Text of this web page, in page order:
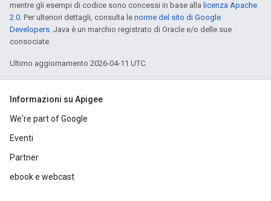
mentre gli esempi di codice sono concessi in base alla licenza Apache
2.0. Per ulteriori dettagli, consulta le norme del sito di Google
Developers. Java è un marchio registrato di Oracle e/o delle sue
consociate.
Ultimo aggiornamento 2026-04-11 UTC.
Informazioni su Apigee
We're part of Google
Eventi
Partner
ebook e webcast